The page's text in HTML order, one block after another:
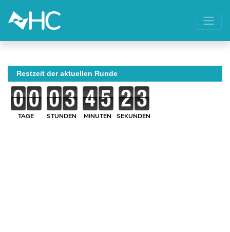
Restzeit der aktuellen Runde
TAGE STUNDEN MINUTEN SEKUNDEN